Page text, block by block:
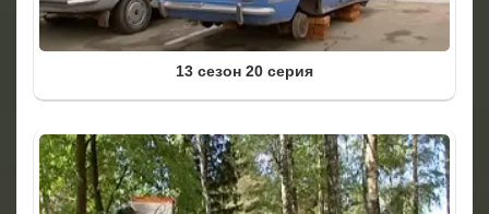
13 сезон 20 серия